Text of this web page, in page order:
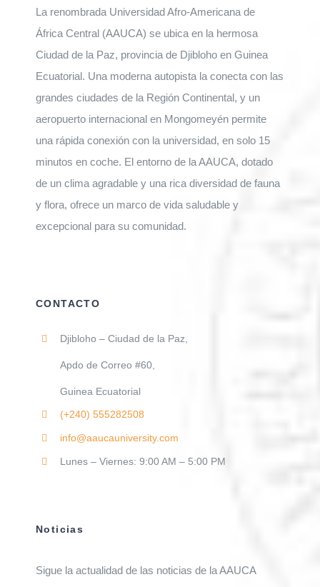
La renombrada Universidad Afro-Americana de
África Central (AAUCA) se ubica en la hermosa
Ciudad de la Paz, provincia de Djibloho en Guinea
Ecuatorial. Una moderna autopista la conecta con las
grandes ciudades de la Región Continental, y un
aeropuerto internacional en Mongomeyén permite
una rápida conexión con la universidad, en solo 15
minutos en coche. El entorno de la AAUCA, dotado
de un clima agradable y una rica diversidad de fauna
y flora, ofrece un marco de vida saludable y
excepcional para su comunidad.
CONTACTO
Djibloho – Ciudad de la Paz,
Apdo de Correo #60,
Guinea Ecuatorial
(+240) 555282508
info@aaucauniversity.com
Lunes – Viernes: 9:00 AM – 5:00 PM
Noticias
Sigue la actualidad de las noticias de la AAUCA